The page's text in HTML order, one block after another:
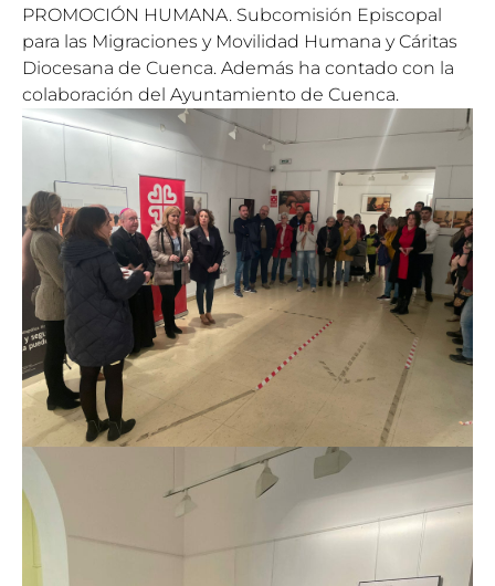
PROMOCIÓN HUMANA. Subcomisión Episcopal
para las Migraciones y Movilidad Humana y Cáritas
Diocesana de Cuenca. Además ha contado con la
colaboración del Ayuntamiento de Cuenca.